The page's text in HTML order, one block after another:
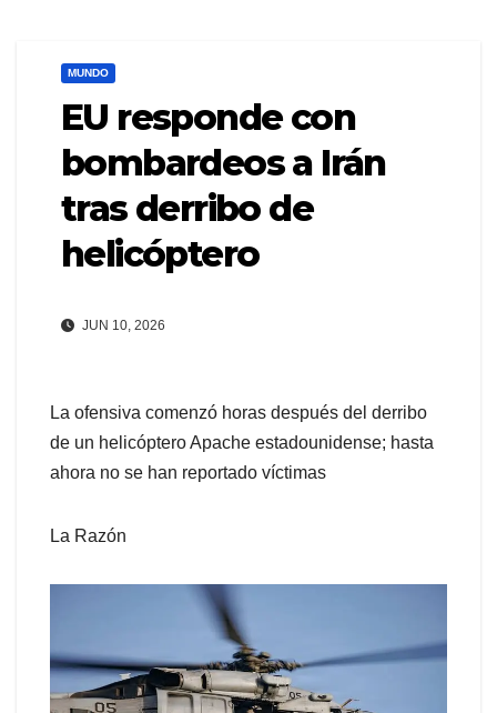
MUNDO
EU responde con
bombardeos a Irán
tras derribo de
helicóptero
JUN 10, 2026
La ofensiva comenzó horas después del derribo
de un helicóptero Apache estadounidense; hasta
ahora no se han reportado víctimas
La Razón